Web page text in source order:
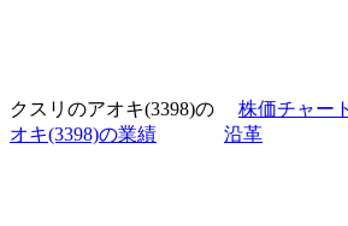
クスリのアオキ(3398)の 株価チャート
オキ(3398)の業績
沿革